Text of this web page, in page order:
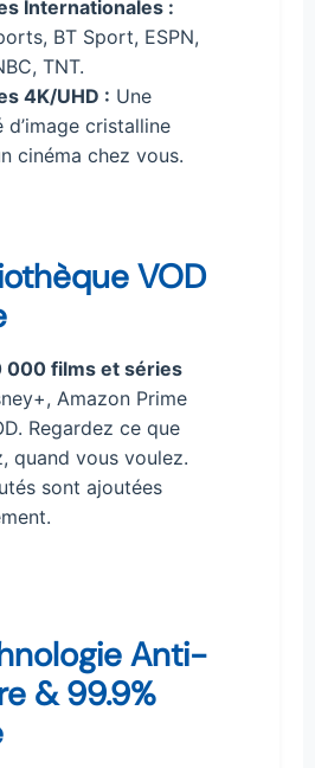
Internationales :
BT Sport, ESPN,
TNT.
4K/UHD : Une
d’image cristalline
cinéma chez vous.
VOD
000 films et séries
Amazon Prime
Regardez ce que
quand vous voulez.
sont ajoutées
Anti-
& 99.9%